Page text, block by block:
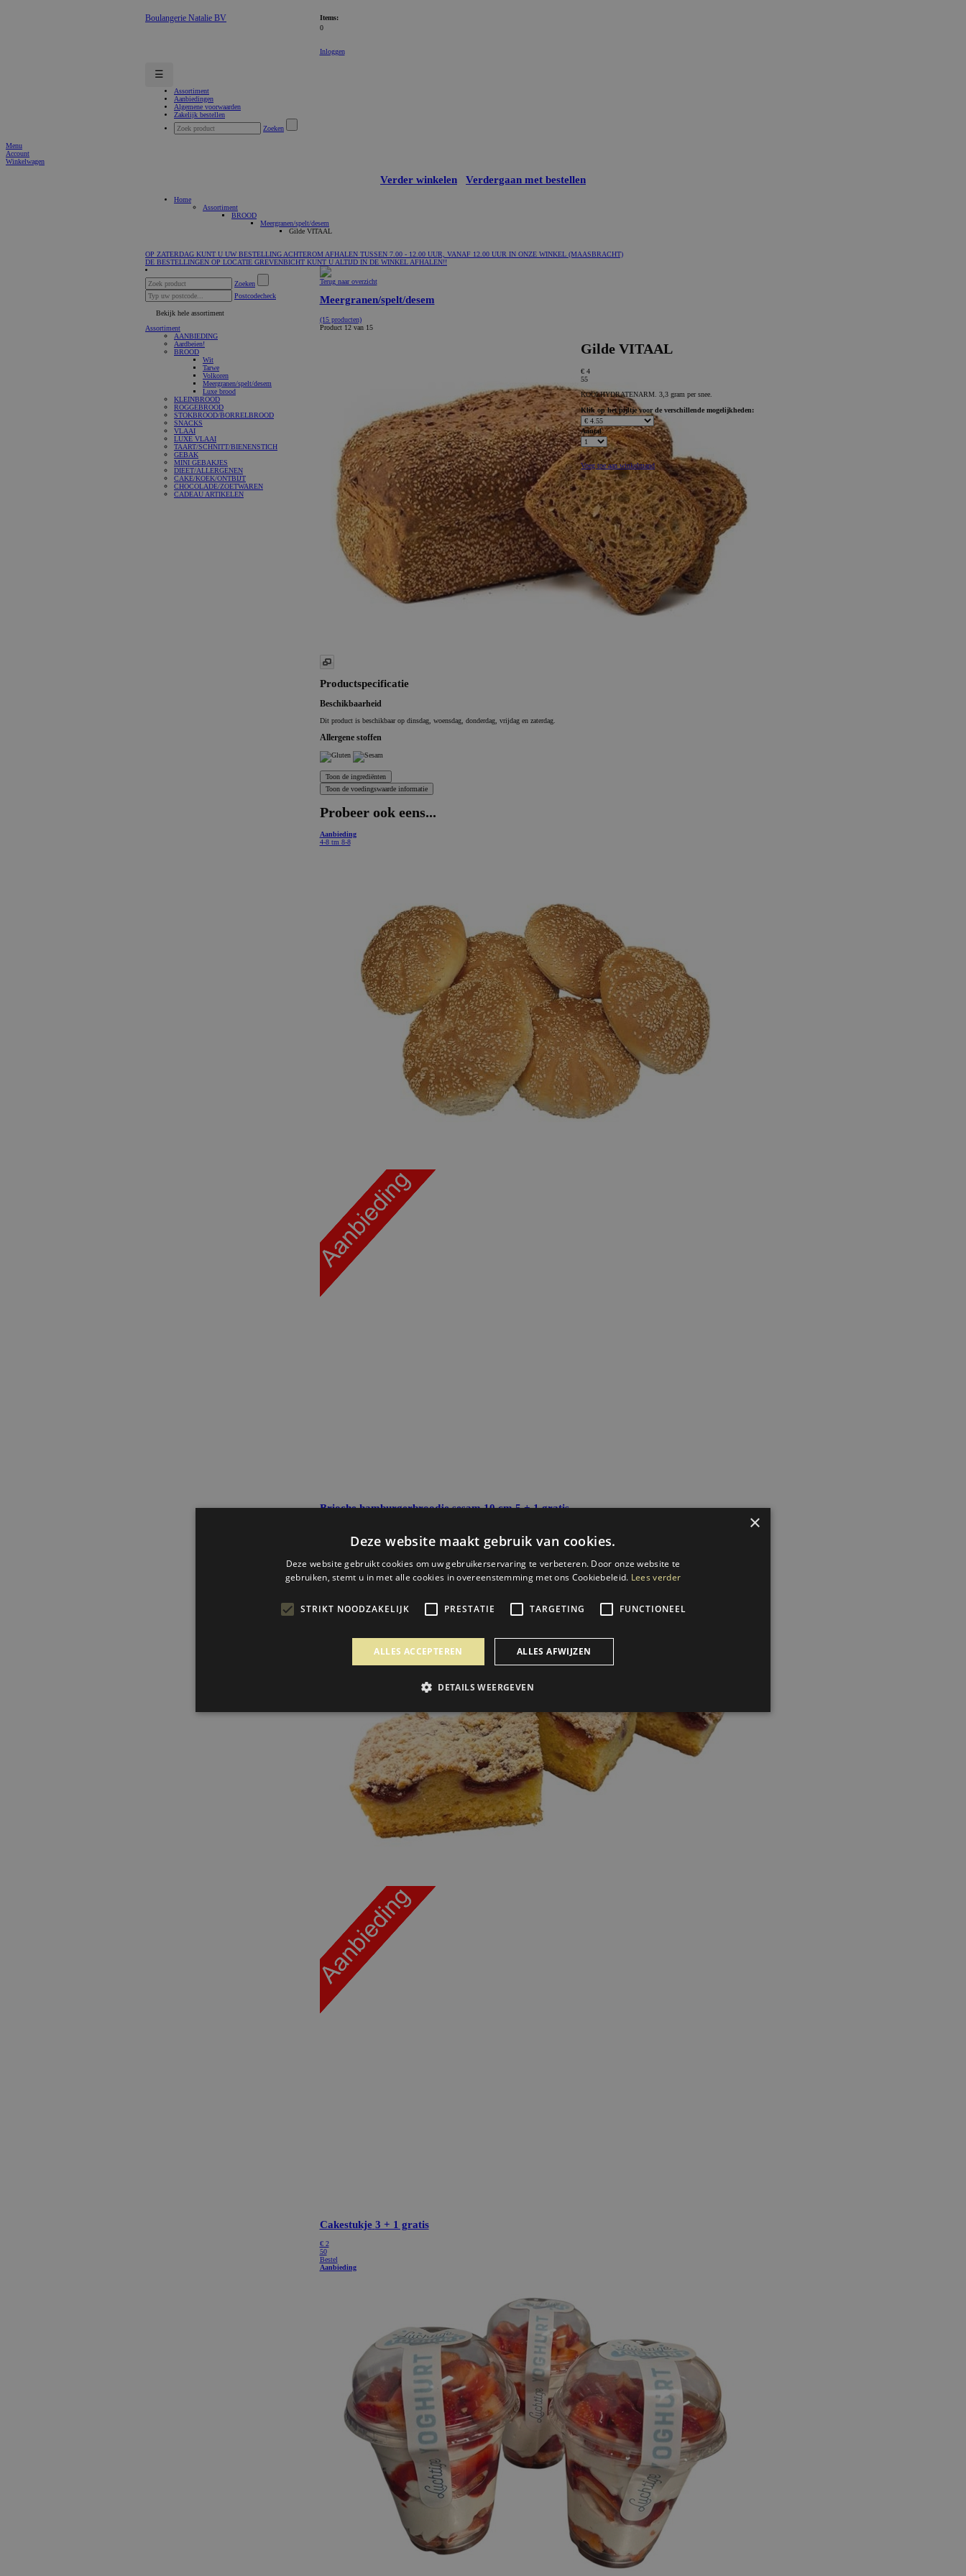
Boulangerie Natalie BV
Items:
0
Inloggen
☰
Assortiment
Aanbiedingen
Algemene voorwaarden
Zakelijk bestellen
Zoeken
Menu
Account
Winkelwagen
Verder winkelen Verdergaan met bestellen
Home
Assortiment
BROOD
Meergranen/spelt/desem
Gilde VITAAL
OP ZATERDAG KUNT U UW BESTELLING ACHTEROM AFHALEN TUSSEN 7.00 - 12.00 UUR, VANAF 12.00 UUR IN ONZE WINKEL (MAASBRACHT)
DE BESTELLINGEN OP LOCATIE GREVENBICHT KUNT U ALTIJD IN DE WINKEL AFHALEN!!
Zoeken
Postcodecheck
Bekijk hele assortiment
Assortiment
AANBIEDING
Aardbeien!
BROOD
Wit
Tarwe
Volkoren
Meergranen/spelt/desem
Luxe brood
KLEINBROOD
ROGGEBROOD
STOKBROOD/BORRELBROOD
SNACKS
VLAAI
LUXE VLAAI
TAART/SCHNITT/BIENENSTICH
GEBAK
MINI GEBAKJES
DIEET/ALLERGENEN
CAKE/KOEK/ONTBIJT
CHOCOLADE/ZOETWAREN
CADEAU ARTIKELEN
Terug naar overzicht
Meergranen/spelt/desem
(15 producten)
Product 12 van 15
Gilde VITAAL
€ 4
55
KOOLHYDRATENARM. 3,3 gram per snee.
Klik op het pijltje voor de verschillende mogelijkheden:
Aantal
Voeg toe aan winkelmand
Productspecificatie
Beschikbaarheid
Dit product is beschikbaar op dinsdag, woensdag, donderdag, vrijdag en zaterdag.
Allergene stoffen
Probeer ook eens...
Aanbieding
4-8 tm 8-8
Brioche hamburgerbroodje sesam 10 cm 5 + 1 gratis
4-8 tm 8-8
Cakestukje 3 + 1 gratis
€ 2
50
Bestel
Aanbieding